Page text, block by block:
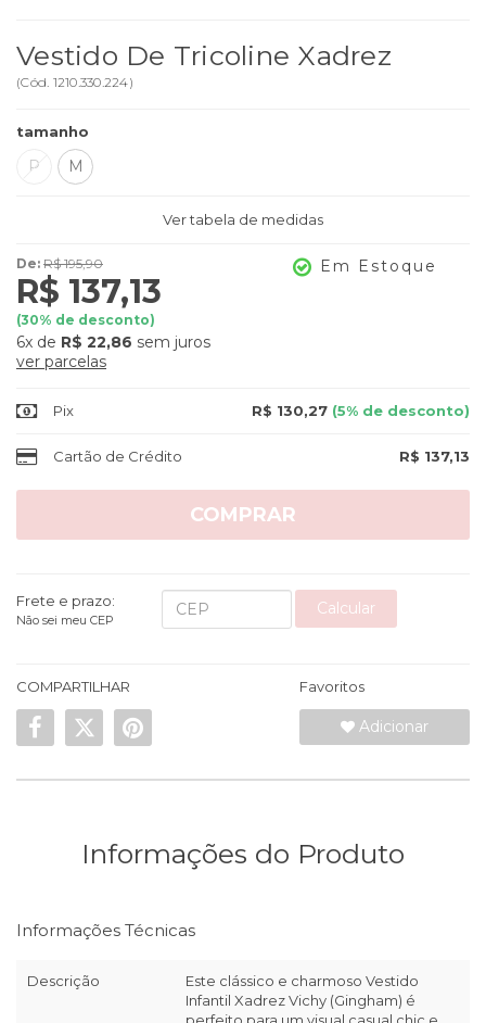
Vestido De Tricoline Xadrez
(Cód. 1210.330.224)
tamanho
P M
Ver tabela de medidas
De: R$ 195,90
R$ 137,13
(30% de desconto)
6x de R$ 22,86 sem juros
ver parcelas
Em Estoque
Pix R$ 130,27 (5% de desconto)
Cartão de Crédito R$ 137,13
COMPRAR
Frete e prazo:
Não sei meu CEP
Calcular
COMPARTILHAR Favoritos
Adicionar
Informações do Produto
Informações Técnicas
Descrição
Este clássico e charmoso Vestido
Infantil Xadrez Vichy (Gingham) é